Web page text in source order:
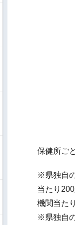
保健所ご
※県独自
当たり
機関当た
※県独自